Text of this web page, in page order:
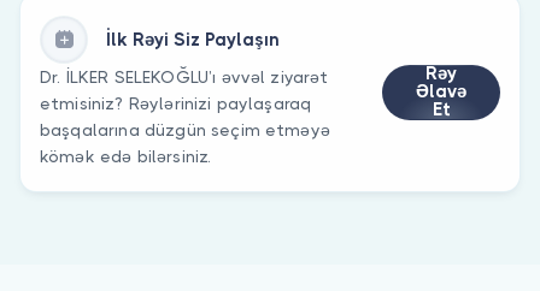
İlk Rəyi Siz Paylaşın
Dr. İLKER SELEKOĞLU’ı əvvəl ziyarət
etmisiniz? Rəylərinizi paylaşaraq
başqalarına düzgün seçim etməyə
kömək edə bilərsiniz.
Rəy
Əlavə
Et